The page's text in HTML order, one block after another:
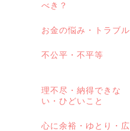
べき？
お金の悩み・トラブル
不公平・不平等
理不尽・納得できな
い・ひどいこと
心に余裕・ゆとり・広